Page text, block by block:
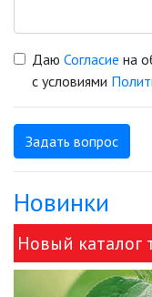
Даю Согласие на
с условиями
Задать вопрос
Новинки
Новый каталог